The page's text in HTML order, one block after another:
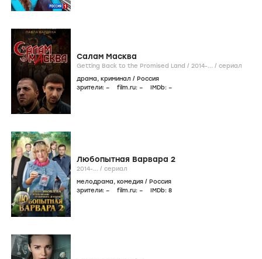
Салам Масква
Getting Back to the Promised Land / 2014-... / сериал
драма, криминал / Россия
зрители: – film.ru: – IMDb: –
Любопытная Варвара 2
2014-... / сериал
мелодрама, комедия / Россия
зрители: – film.ru: – IMDb: 8